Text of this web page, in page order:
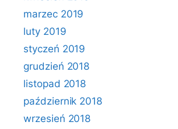
marzec 2019
luty 2019
styczeń 2019
grudzień 2018
listopad 2018
październik 2018
wrzesień 2018